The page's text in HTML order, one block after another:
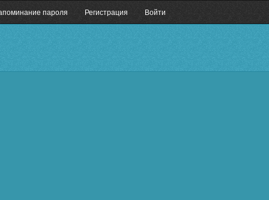
пароля Регистрация Войти